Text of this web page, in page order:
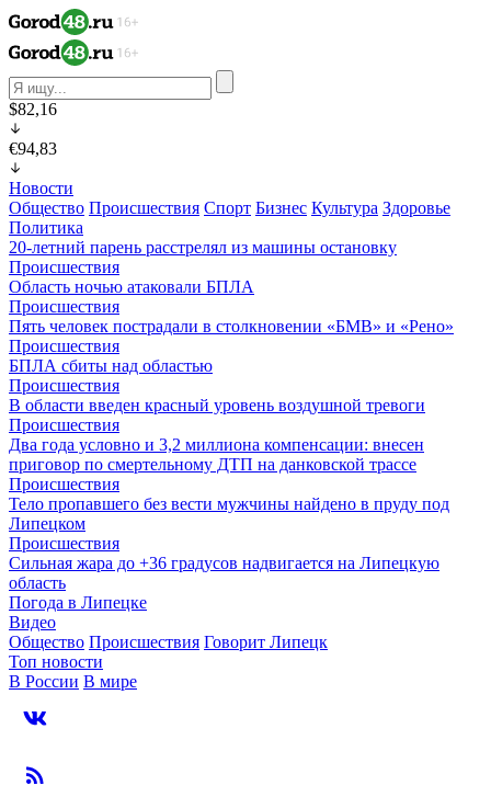
$82,16
€94,83
Новости
Общество Происшествия Спорт Бизнес Культура Здоровье
Политика
20-летний парень расстрелял из машины остановку
Происшествия
Область ночью атаковали БПЛА
Происшествия
Пять человек пострадали в столкновении «БМВ» и «Рено»
Происшествия
БПЛА сбиты над областью
Происшествия
В области введен красный уровень воздушной тревоги
Происшествия
Два года условно и 3,2 миллиона компенсации: внесен
приговор по смертельному ДТП на данковской трассе
Происшествия
Тело пропавшего без вести мужчины найдено в пруду под
Липецком
Происшествия
Сильная жара до +36 градусов надвигается на Липецкую
область
Погода в Липецке
Видео
Общество Происшествия Говорит Липецк
Топ новости
В России В мире